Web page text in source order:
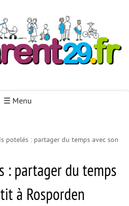
☰ Menu
Accueil
la petite enfance
de l’enfance
potelés : partager du temps avec son
: partager du temps
à Rosporden